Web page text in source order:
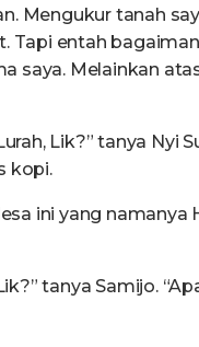
Mengukur tanah
Tapi entah
saya. Melainkan
Lik?” tanya Nyi
kopi.
ini yang namanya
tanya Samijo.